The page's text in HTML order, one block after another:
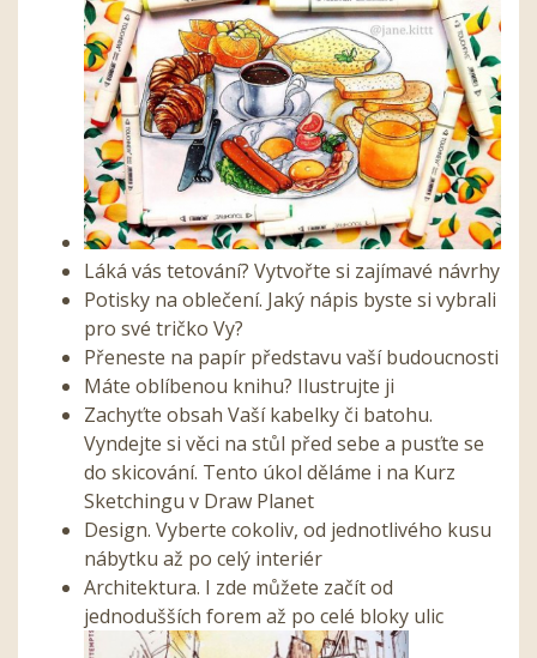
Láká vás tetování? Vytvořte si zajímavé návrhy
Potisky na oblečení. Jaký nápis byste si vybrali
pro své tričko Vy?
Přeneste na papír představu vaší budoucnosti
Máte oblíbenou knihu? Ilustrujte ji
Zachyťte obsah Vaší kabelky či batohu.
Vyndejte si věci na stůl před sebe a pusťte se
do skicování. Tento úkol děláme i na Kurz
Sketchingu v Draw Planet
Design. Vyberte cokoliv, od jednotlivého kusu
nábytku až po celý interiér
Architektura. I zde můžete začít od
jednodušších forem až po celé bloky ulic